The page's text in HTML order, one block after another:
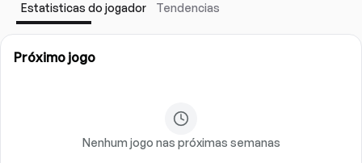
Estatisticas do jogador Tendencias
Próximo jogo
Nenhum jogo nas próximas semanas